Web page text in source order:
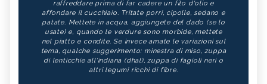
raffreddare prima di far cadere un filo d'olio e
affondare il cucchiaio. Tritate porri, cipolle, sedano e
patate. Mettete in acqua, aggiungete del dado (se lo
usate) e, quando le verdure sono morbide, mettete
nel piatto e condite. Se invece amate le variazioni sul
tema, qualche suggerimento: minestra di miso, zuppa
di lenticchie all'indiana (dhal), zuppa di fagioli neri o
altri legumi ricchi di fibre.